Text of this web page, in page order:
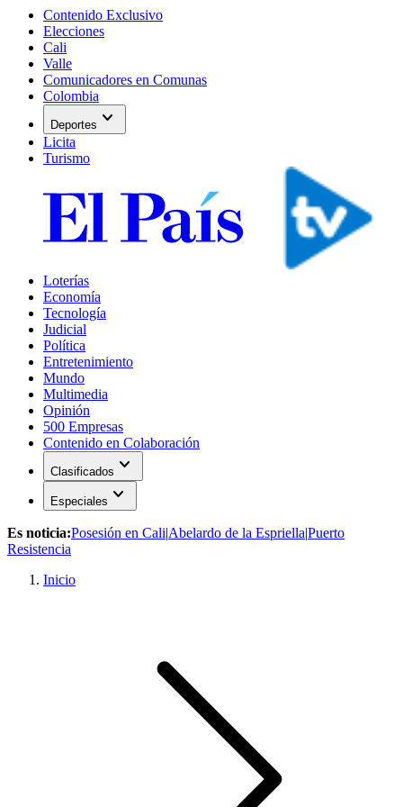
Contenido Exclusivo
Elecciones
Cali
Valle
Comunicadores en Comunas
Colombia
Deportes expand_more
Licita
Turismo
Loterías
Economía
Tecnología
Judicial
Política
Entretenimiento
Mundo
Multimedia
Opinión
500 Empresas
Contenido en Colaboración
Clasificados expand_more
Especiales expand_more
Es noticia:Posesión en Cali|Abelardo de la Espriella|Puerto
Resistencia
Inicio